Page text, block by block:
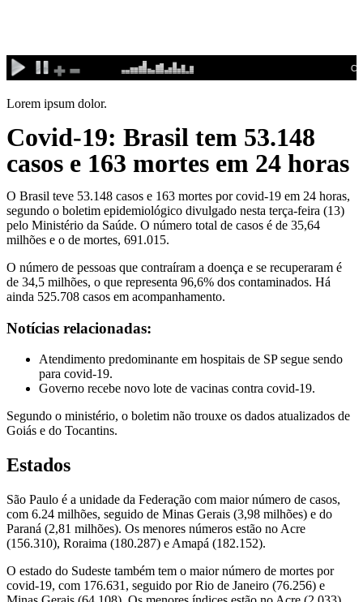
conteúdo
Lorem ipsum dolor.
Covid-19: Brasil tem 53.148
casos e 163 mortes em 24 horas
O Brasil teve 53.148 casos e 163 mortes por covid-19 em 24 horas,
segundo o boletim epidemiológico divulgado nesta terça-feira (13)
pelo Ministério da Saúde. O número total de casos é de 35,64
milhões e o de mortes, 691.015.
O número de pessoas que contraíram a doença e se recuperaram é
de 34,5 milhões, o que representa 96,6% dos contaminados. Há
ainda 525.708 casos em acompanhamento.
Notícias relacionadas:
Atendimento predominante em hospitais de SP segue sendo
para covid-19.
Governo recebe novo lote de vacinas contra covid-19.
Segundo o ministério, o boletim não trouxe os dados atualizados de
Goiás e do Tocantins.
Estados
São Paulo é a unidade da Federação com maior número de casos,
com 6.24 milhões, seguido de Minas Gerais (3,98 milhões) e do
Paraná (2,81 milhões). Os menores números estão no Acre
(156.310), Roraima (180.287) e Amapá (182.152).
O estado do Sudeste também tem o maior número de mortes por
covid-19, com 176.631, seguido por Rio de Janeiro (76.256) e